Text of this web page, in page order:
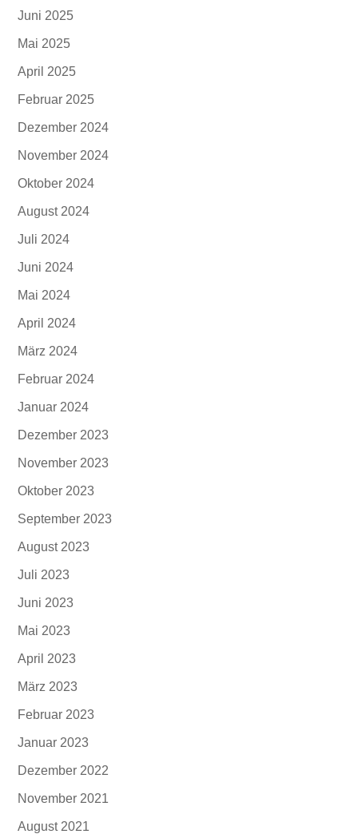
Juni 2025
Mai 2025
April 2025
Februar 2025
Dezember 2024
November 2024
Oktober 2024
August 2024
Juli 2024
Juni 2024
Mai 2024
April 2024
März 2024
Februar 2024
Januar 2024
Dezember 2023
November 2023
Oktober 2023
September 2023
August 2023
Juli 2023
Juni 2023
Mai 2023
April 2023
März 2023
Februar 2023
Januar 2023
Dezember 2022
November 2021
August 2021